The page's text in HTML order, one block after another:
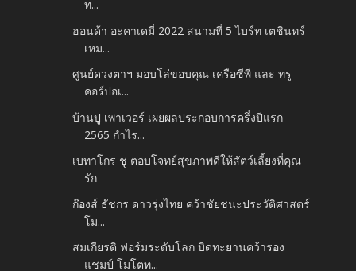
ท...
ฮอนด้า อะคาเดมี่ 2022 สนามที่ 5 ไบร์ท เตชินทร์
เหม...
ศูนย์ดวงตาฯ มอบโล่ขอบคุณ เครือซีพี และ ทรู
คอร์ปอเ...
บ้านปู เพาเวอร์ เผยผลประกอบการครึ่งปีแรก
2565 กำไร...
เบทาโกร ชู ตอบโจทย์สุขภาพดีให้สัตว์เลี้ยงที่คุณ
รัก
ก๊องส์ ธัชกร ดาวรุ่งไทย คว้าชัยชนะประวัติศาสตร์
โม...
สมเกียรติ ฟอร์มระดับโลก บิดทะยานคว้ารอง
แชมป์ โมโตท...